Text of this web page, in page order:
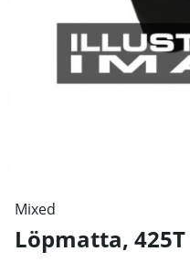
Mixed
Löpmatta, 425T